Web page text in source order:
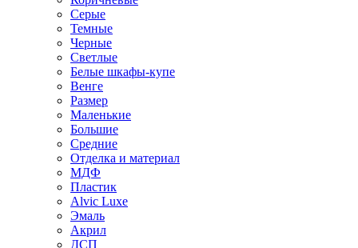
Серые
Темные
Черные
Светлые
Белые шкафы-купе
Венге
Размер
Маленькие
Большие
Средние
Отделка и материал
МДФ
Пластик
Alvic Luxe
Эмаль
Акрил
ДСП